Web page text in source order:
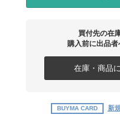
買付先の在
購入前に出品者
在庫・商品
BUYMA CARD 新